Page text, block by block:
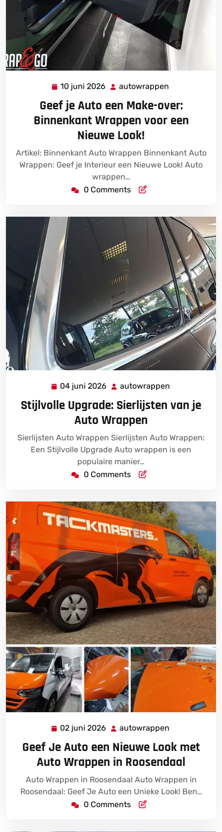
10 juni 2026 10
2026
autowrappen
Geef je Auto een Make-over:
Binnenkant Wrappen voor een
Nieuwe Look!
Artikel: Binnenkant Auto Wrappen Binnenkant Auto
Wrappen: Geef je Interieur een Nieuwe Look! Auto
wrappen…
0 Comments
04 juni 2026 04
2026
autowrappen
Stijlvolle Upgrade: Sierlijsten van je
Auto Wrappen
Sierlijsten Auto Wrappen Sierlijsten Auto Wrappen:
Een Stijlvolle Upgrade Auto wrappen is een
populaire manier…
0 Comments
02 juni 2026 02
2026
autowrappen
Geef Je Auto een Nieuwe Look met
Auto Wrappen in Roosendaal
Auto Wrappen in Roosendaal Auto Wrappen in
Roosendaal: Geef Je Auto een Unieke Look! Ben…
0 Comments